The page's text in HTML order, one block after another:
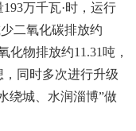
万千瓦·时，运行
二氧化碳排放约
化物排放约11.31吨，
同时多次进行升级
绕城、水润淄博”做